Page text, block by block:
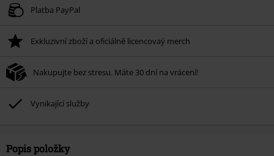
Platba PayPal
Exkluzivní zboží a oficiálně licencovaý merch
Nakupujte bez stresu. Máte 30 dní na vrácení!
Vynikající služby
Popis položky